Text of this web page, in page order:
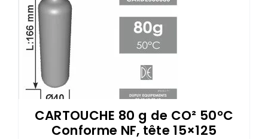
CARTOUCHE 80 g de CO² 50°C
Conforme NF, tête 15×125